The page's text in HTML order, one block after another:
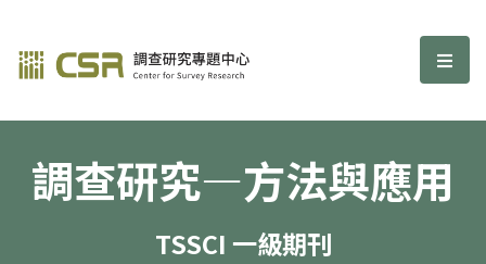
調查研究—方法與應用期刊 選
調查研究—方法與應用
TSSCI 一級期刊